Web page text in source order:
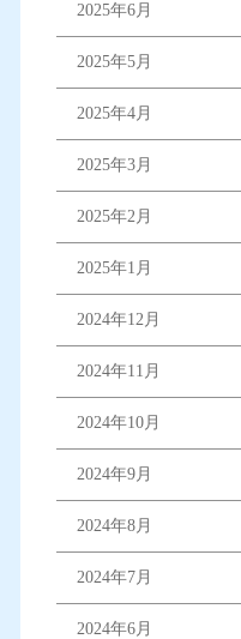
2025年6月
2025年5月
2025年4月
2025年3月
2025年2月
2025年1月
2024年12月
2024年11月
2024年10月
2024年9月
2024年8月
2024年7月
2024年6月